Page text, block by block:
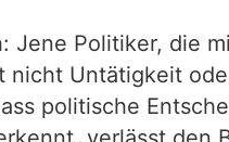
Jene Politiker, die
nicht Untätigkeit
politische